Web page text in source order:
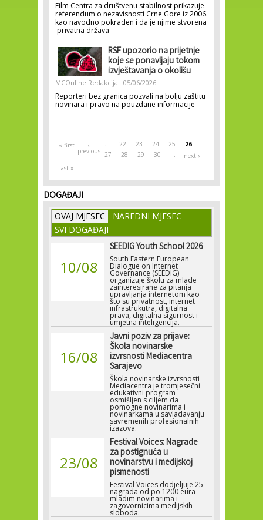
Film Centra za društvenu stabilnost prikazuje
referendum o nezavisnosti Crne Gore iz 2006.
kao navodno pokraden i da je njime stvorena
'privatna država'
RSF upozorio na prijetnje
koje se ponavljaju tokom
izvještavanja o okolišu
MCOnline Redakcija 05/06/2026
Reporteri bez granica pozvali na bolju zaštitu
novinara i pravo na pouzdane informacije
Pages
« first ‹
previous
… 22 23 24 25
26
27
28 29 30 …
next ›
last »
DOGAĐAJI
OVAJ MJESEC
NAREDNI MJESEC
SVI DOGAĐAJI
10/08
SEEDIG Youth School 2026
South Eastern European
Dialogue on Internet
Governance (SEEDIG)
organizuje školu za mlade
zainteresirane za pitanja
upravljanja internetom kao
što su privatnost, internet
infrastrukutra, digitalna
prava, digitalna sigurnost i
umjetna inteligencija.
16/08
Javni poziv za prijave:
Škola novinarske
izvrsnosti Mediacentra
Sarajevo
Škola novinarske izvrsnosti
Mediacentra je tromjesečni
edukativni program
osmišljen s ciljem da
pomogne novinarima i
novinarkama u savladavanju
savremenih profesionalnih
izazova.
23/08
Festival Voices: Nagrade
za postignuća u
novinarstvu i medijskoj
pismenosti
Festival Voices dodjeljuje 25
nagrada od po 1200 eura
mladim novinarima i
zagovornicima medijskih
sloboda.